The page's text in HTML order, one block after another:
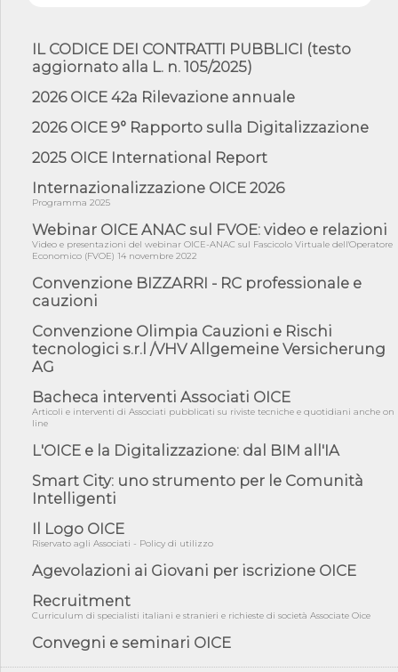
07/08/26 - Ponte sullo Stretto di Messina: deliberata la
sussistenza di...
07/08/26 - Tunnel Brennero, dal Cipess via libera al quinto lotto
06/08/26 - Istat, produzione industriale in calo dell'1% a giugno,
con ...
riqualificazione sism...
06/08/26 - CdM: approvato il d.lgs. di adeguamento all’AI Act in
06/08/26 - DDL delegazione europea in Cdm per recepimento
norme UE in m...
05/08/26 - DL Infrastrutture e PNRR è legge: approvata oggi la
fiducia...
05/08/26 - Focus OICE sul DDL di riforma della responsabilità
05/08/26 - Anac: pubblicata la Relazione illustrativa al Bando tipo
2 s...
05/08/26 - SAVE THE DATE: Assemblea Pubblica Confindustria
Professioni ...
05/08/26 - Successo OICE per il bando della Città metropolitana
di Reg...
05/08/26 - Lettera OICE per il bando della Giunta Regionale della
Campa...
04/08/26 - DL PA: previste cancellazioni da elenchi professionisti
per ...
04/08/26 - International Sustainable Buildings Competition -
COP31, An...
04/08/26 - CdS, project financing: progetto di fattibilità da
IL CODICE DEI CONTRATTI PUBBLICI (testo
aggiornato alla L. n. 105/2025)
2026 OICE 42a Rilevazione annuale
2026 OICE 9° Rapporto sulla Digitalizzazione
2025 OICE International Report
Internazionalizzazione OICE 2026
Programma 2025
Webinar OICE ANAC sul FVOE: video e relazioni
Video e presentazioni del webinar OICE-ANAC sul Fascicolo Virtuale dell'Operatore
Economico (FVOE) 14 novembre 2022
Convenzione BIZZARRI - RC professionale e
cauzioni
Convenzione Olimpia Cauzioni e Rischi
tecnologici s.r.l /VHV Allgemeine Versicherung
AG
Bacheca interventi Associati OICE
Articoli e interventi di Associati pubblicati su riviste tecniche e quotidiani anche on
line
L'OICE e la Digitalizzazione: dal BIM all'IA
Smart City: uno strumento per le Comunità
Intelligenti
Il Logo OICE
Riservato agli Associati - Policy di utilizzo
Agevolazioni ai Giovani per iscrizione OICE
Recruitment
Curriculum di specialisti italiani e stranieri e richieste di società Associate Oice
Convegni e seminari OICE